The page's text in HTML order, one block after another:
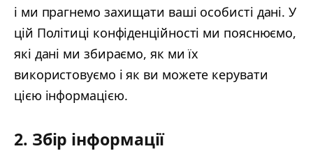
і ми прагнемо захищати ваші особисті дані. У
цій Політиці конфіденційності ми пояснюємо,
які дані ми збираємо, як ми їх
використовуємо і як ви можете керувати
цією інформацією.
2. Збір інформації